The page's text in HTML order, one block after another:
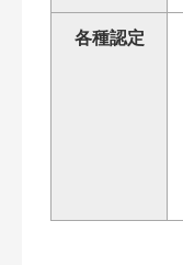
各種認定